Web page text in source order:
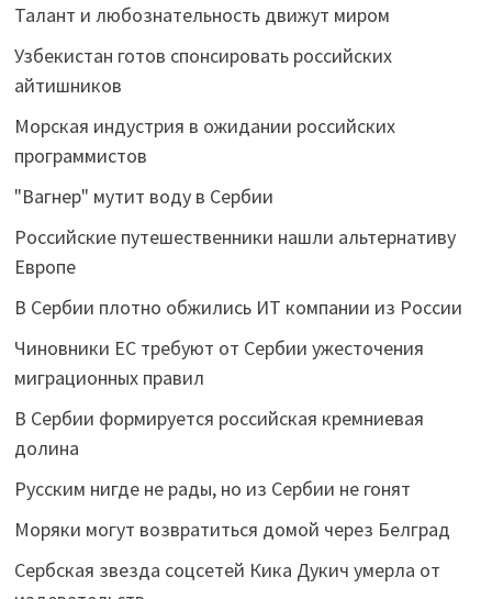
Талант и любознательность движут миром
Узбекистан готов спонсировать российских
айтишников
Морская индустрия в ожидании российских
программистов
"Вагнер" мутит воду в Сербии
Российские путешественники нашли альтернативу
Европе
В Сербии плотно обжились ИТ компании из России
Чиновники ЕС требуют от Сербии ужесточения
миграционных правил
В Сербии формируется российская кремниевая
долина
Русским нигде не рады, но из Сербии не гонят
Моряки могут возвратиться домой через Белград
Сербская звезда соцсетей Кика Дукич умерла от